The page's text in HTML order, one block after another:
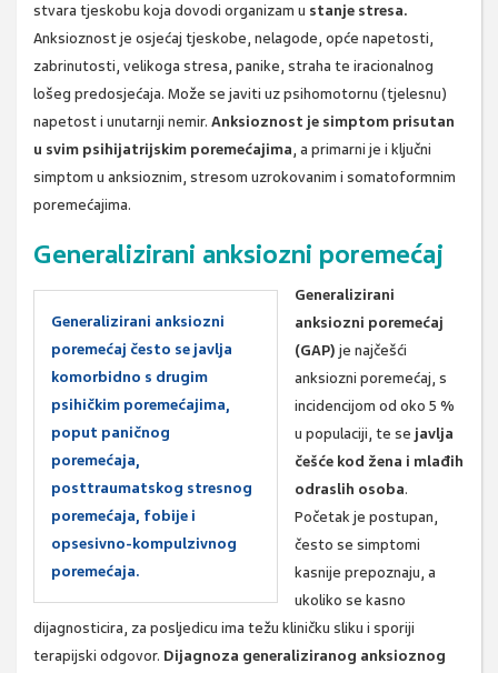
stvara tjeskobu koja dovodi organizam u stanje stresa.
Anksioznost je osjećaj tjeskobe, nelagode, opće napetosti,
zabrinutosti, velikoga stresa, panike, straha te iracionalnog
lošeg predosjećaja. Može se javiti uz psihomotornu (tjelesnu)
napetost i unutarnji nemir. Anksioznost je simptom prisutan
u svim psihijatrijskim poremećajima, a primarni je i ključni
simptom u anksioznim, stresom uzrokovanim i somatoformnim
poremećajima.
Generalizirani anksiozni poremećaj
Generalizirani anksiozni
poremećaj često se javlja
komorbidno s drugim
psihičkim poremećajima,
poput paničnog
poremećaja,
posttraumatskog stresnog
poremećaja, fobije i
opsesivno-kompulzivnog
poremećaja.
Generalizirani
anksiozni poremećaj
(GAP) je najčešći
anksiozni poremećaj, s
incidencijom od oko 5 %
u populaciji, te se javlja
češće kod žena i mlađih
odraslih osoba.
Početak je postupan,
često se simptomi
kasnije prepoznaju, a
ukoliko se kasno
dijagnosticira, za posljedicu ima težu kliničku sliku i sporiji
terapijski odgovor. Dijagnoza generaliziranog anksioznog